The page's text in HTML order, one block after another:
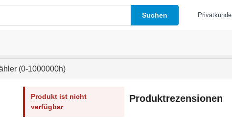
Suchen Privatkunde
(0-1000000h)
Produkt ist nicht
verfügbar
Produktrezensionen